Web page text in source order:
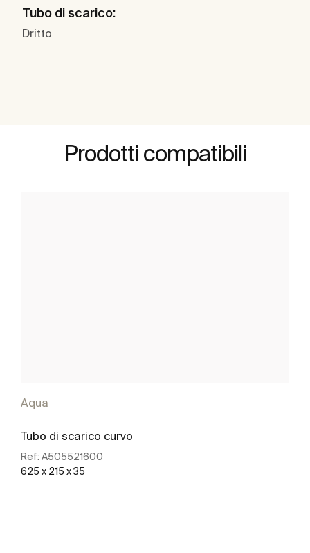
Tubo di scarico:
Dritto
Prodotti compatibili
Aqua
Tubo di scarico curvo
Ref: A505521600
625 x 215 x 35